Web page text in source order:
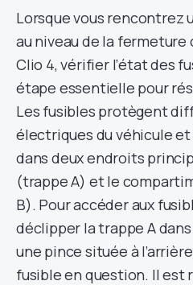
Lorsque vous
au niveau de la
Clio 4, vérifier l’état des
étape essentielle pour
Les fusibles protègent
électriques du véhicule
dans deux endroits
(trappe A) et le
B). Pour accéder aux
déclipper la trappe A
une pince située à
fusible en question. Il est